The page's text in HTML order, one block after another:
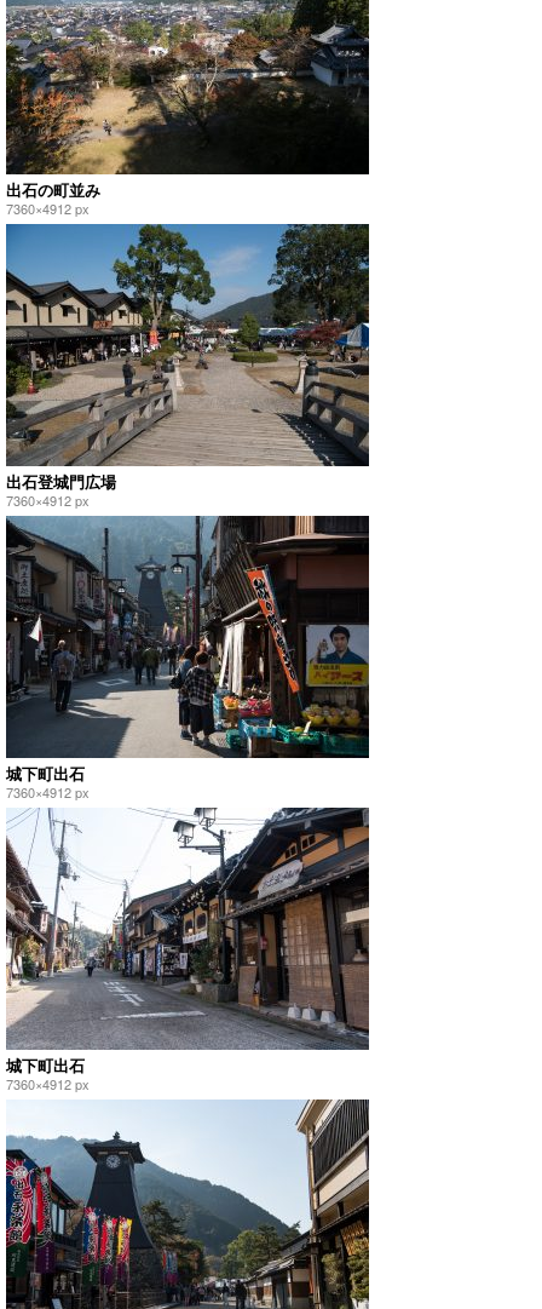
出石の町並み
7360×4912 px
出石登城門広場
7360×4912 px
城下町出石
7360×4912 px
城下町出石
7360×4912 px